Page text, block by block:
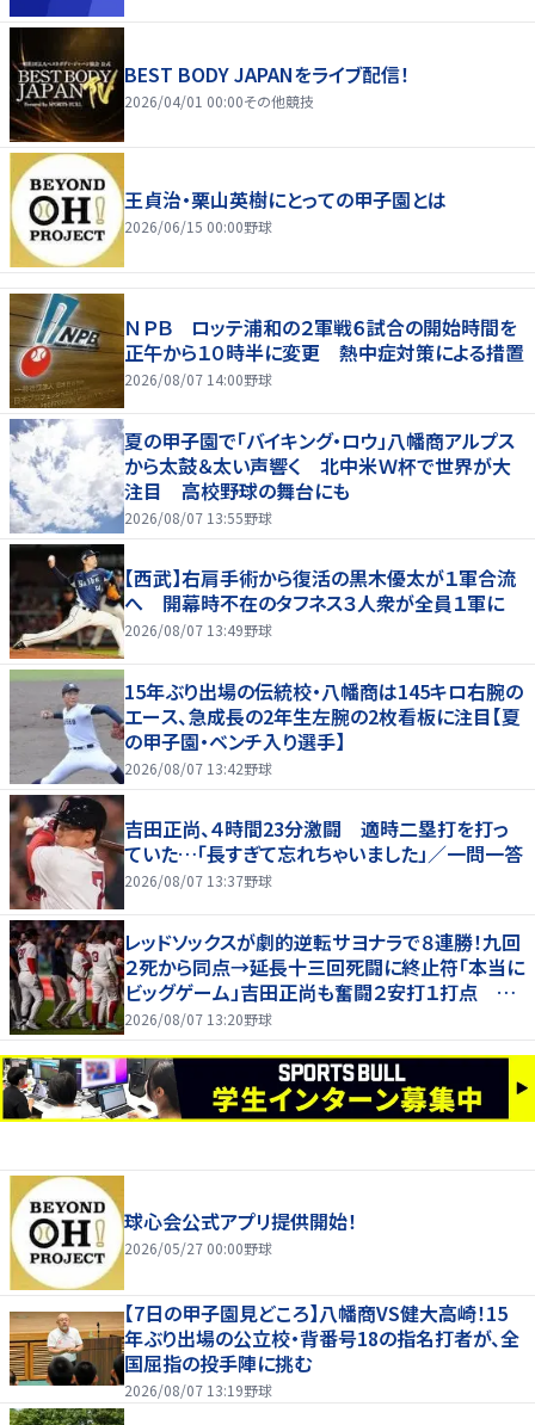
BEST BODY JAPANをライブ配信！
2026/04/01 00:00その他競技
王貞治・栗山英樹にとっての甲子園とは
2026/06/15 00:00野球
ＮＰＢ ロッテ浦和の２軍戦６試合の開始時間を
正午から１０時半に変更 熱中症対策による措置
2026/08/07 14:00野球
夏の甲子園で「バイキング・ロウ」八幡商アルプス
から太鼓＆太い声響く 北中米Ｗ杯で世界が大
注目 高校野球の舞台にも
2026/08/07 13:55野球
【西武】右肩手術から復活の黒木優太が１軍合流
へ 開幕時不在のタフネス３人衆が全員１軍に
2026/08/07 13:49野球
15年ぶり出場の伝統校・八幡商は145キロ右腕の
エース、急成長の2年生左腕の2枚看板に注目【夏
の甲子園・ベンチ入り選手】
2026/08/07 13:42野球
吉田正尚、４時間23分激闘 適時二塁打を打っ
ていた…「長すぎて忘れちゃいました」／一問一答
2026/08/07 13:37野球
レッドソックスが劇的逆転サヨナラで８連勝！九回
２死から同点→延長十三回死闘に終止符「本当に
ビッグゲーム」吉田正尚も奮闘２安打１打点 本
拠地熱狂
2026/08/07 13:20野球
球心会公式アプリ提供開始！
2026/05/27 00:00野球
【7日の甲子園見どころ】八幡商VS健大高崎！15
年ぶり出場の公立校・背番号18の指名打者が、全
国屈指の投手陣に挑む
2026/08/07 13:19野球